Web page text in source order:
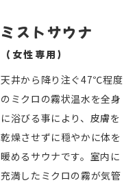
ミストサウナ
（女性専用）
天井から降り注ぐ47℃程度
のミクロの霧状温水を全身
に浴びる事により、皮膚を
乾燥させずに穏やかに体を
暖めるサウナです。室内に
充満したミクロの霧が気管